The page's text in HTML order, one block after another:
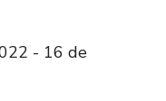
- 16 de